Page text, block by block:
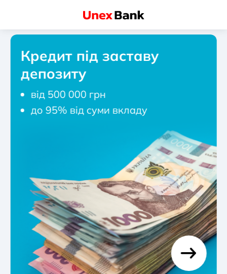
Кредит під заставу
депозиту
від 500 000 грн
до 95% від суми вкладу